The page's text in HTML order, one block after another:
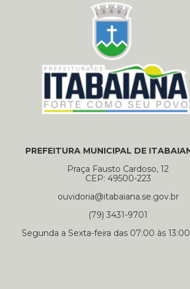
PREFEITURA MUNICIPAL DE
Praça Fausto Cardoso, 12
CEP: 49500-223
ouvidoria@itabaiana.se.gov.br
(79) 3431-9701
Segunda a Sexta-feira das 07:00 às